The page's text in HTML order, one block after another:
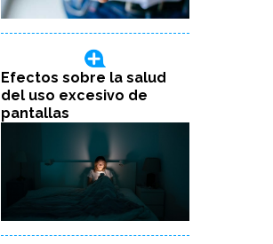
Efectos sobre la salud
del uso excesivo de
pantallas